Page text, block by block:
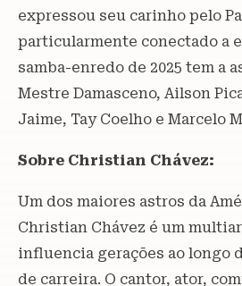
expressou seu carinho pelo
particularmente conectado a
samba-enredo de 2025 tem a
Mestre Damasceno, Ailson
Jaime, Tay Coelho e Marcelo
Sobre Christian Chávez:
Um dos maiores astros da
Christian Chávez é um
influencia gerações ao longo
de carreira. O cantor, ator,